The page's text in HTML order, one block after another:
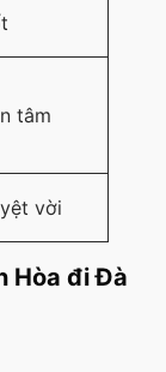
tâm
vời
Hòa đi Đà